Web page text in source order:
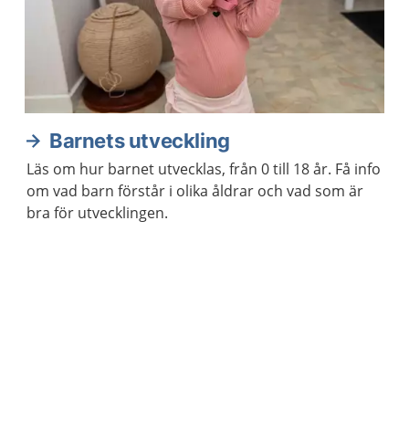
Barnets utveckling
Läs om hur barnet utvecklas, från 0 till 18 år. Få info
om vad barn förstår i olika åldrar och vad som är
bra för utvecklingen.